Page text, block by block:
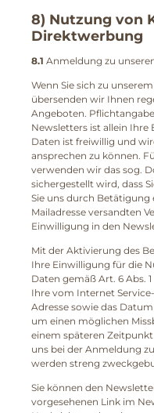
8) Nutzung von
Direktwerbung
8.1 Anmeldung zu
Wenn Sie sich zu
übersenden wir Ihnen
Angeboten.
Newsletters ist allein Ihre
Daten ist freiwillig und
ansprechen zu können.
verwenden wir das sog.
sichergestellt wird, dass
Sie uns durch Betätigung
Mailadresse versandten
Einwilligung in den
Mit der Aktivierung des
Ihre Einwilligung für die
Daten gemäß Art. 6 Abs.
Ihre vom Internet
Adresse sowie das
um einen möglichen
einem späteren
uns bei der Anmeldung
werden streng
Sie können den
vorgesehenen Link im